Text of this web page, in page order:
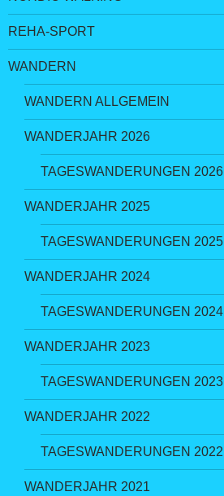
REHA-SPORT
WANDERN
WANDERN ALLGEMEIN
WANDERJAHR 2026
TAGESWANDERUNGEN 2026
WANDERJAHR 2025
TAGESWANDERUNGEN 2025
WANDERJAHR 2024
TAGESWANDERUNGEN 2024
WANDERJAHR 2023
TAGESWANDERUNGEN 2023
WANDERJAHR 2022
TAGESWANDERUNGEN 2022
WANDERJAHR 2021